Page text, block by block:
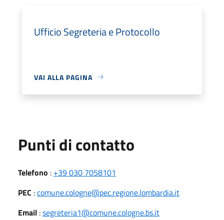
Ufficio Segreteria e Protocollo
VAI ALLA PAGINA
Punti di contatto
Telefono : +39 030 7058101
PEC :comune.cologne@pec.regione.lombardia.it
Email :segreteria1@comune.cologne.bs.it